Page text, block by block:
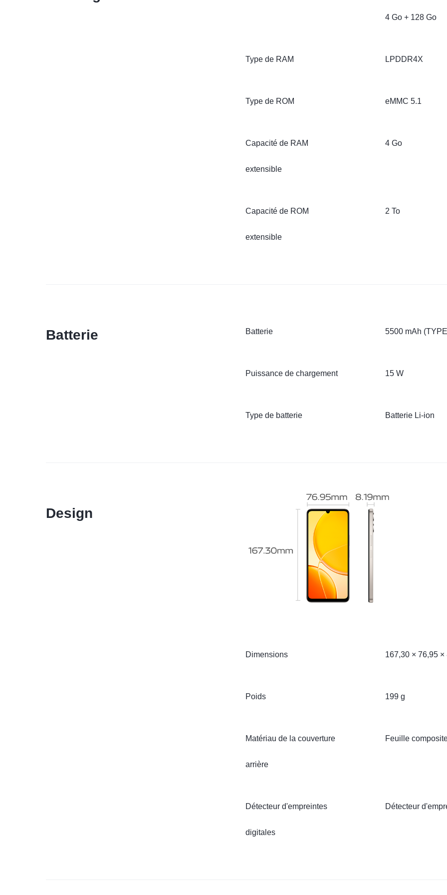
4 Go + 128 Go
Type de RAM LPDDR4X
Type de ROM eMMC 5.1
Capacité de RAM
extensible
4 Go
Capacité de ROM
extensible
2 To
Batterie Batterie 5500 mAh
Puissance de chargement 15 W
Type de batterie Batterie Li-ion
Design
Dimensions 167,30 × 76,95 ×
Poids 199 g
Matériau de la couverture
arrière
Feuille
Détecteur d'empreintes
digitales
Détecteur